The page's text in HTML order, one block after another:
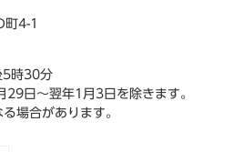
町4-1
5時30分
日～翌年1月3日を除きます。
場合があります。